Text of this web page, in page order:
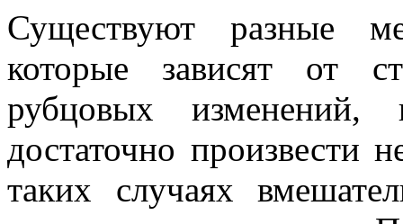
Существуют разные
которые зависят от
рубцовых изменений,
достаточно произвести
таких случаях